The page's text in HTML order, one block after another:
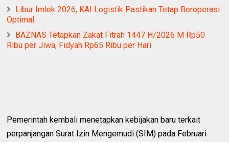
Libur Imlek 2026, KAI Logistik Pastikan Tetap Beroperasi
Optimal
BAZNAS Tetapkan Zakat Fitrah 1447 H/2026 M Rp50
Ribu per Jiwa, Fidyah Rp65 Ribu per Hari
Pemerintah kembali menetapkan kebijakan baru terkait
perpanjangan Surat Izin Mengemudi (SIM) pada Februari